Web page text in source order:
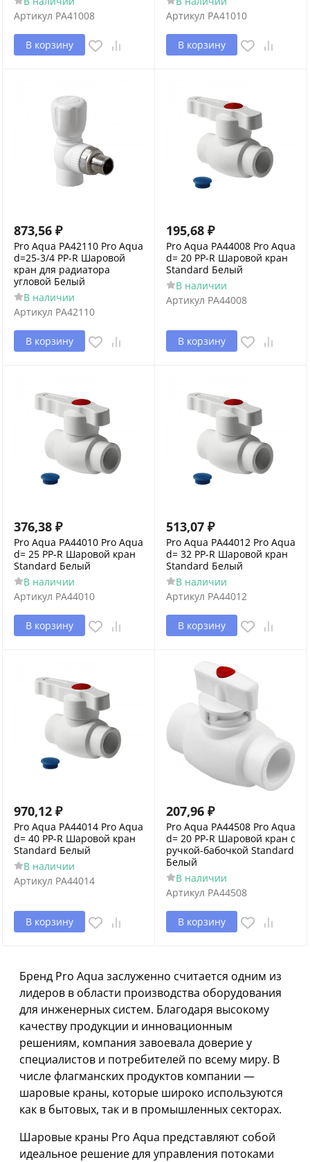
Артикул PA41008
В корзину
Артикул PA41010
В корзину
873,56 ₽
Pro Aqua PA42110 Pro Aqua
d=25-3/4 PP-R Шаровой
кран для радиатора
угловой Белый
В наличии
Артикул PA42110
В корзину
195,68 ₽
Pro Aqua PA44008 Pro Aqua
d= 20 PP-R Шаровой кран
Standard Белый
В наличии
Артикул PA44008
В корзину
376,38 ₽
Pro Aqua PA44010 Pro Aqua
d= 25 PP-R Шаровой кран
Standard Белый
В наличии
Артикул PA44010
В корзину
513,07 ₽
Pro Aqua PA44012 Pro Aqua
d= 32 PP-R Шаровой кран
Standard Белый
В наличии
Артикул PA44012
В корзину
970,12 ₽
Pro Aqua PA44014 Pro Aqua
d= 40 PP-R Шаровой кран
Standard Белый
В наличии
Артикул PA44014
В корзину
207,96 ₽
Pro Aqua PA44508 Pro Aqua
d= 20 PP-R Шаровой кран с
ручкой-бабочкой Standard
Белый
В наличии
Артикул PA44508
В корзину
Бренд Pro Aqua заслуженно считается одним из
лидеров в области производства оборудования
для инженерных систем. Благодаря высокому
качеству продукции и инновационным
решениям, компания завоевала доверие у
специалистов и потребителей по всему миру. В
числе флагманских продуктов компании —
шаровые краны, которые широко используются
как в бытовых, так и в промышленных секторах.
Шаровые краны Pro Aqua представляют собой
идеальное решение для управления потоками